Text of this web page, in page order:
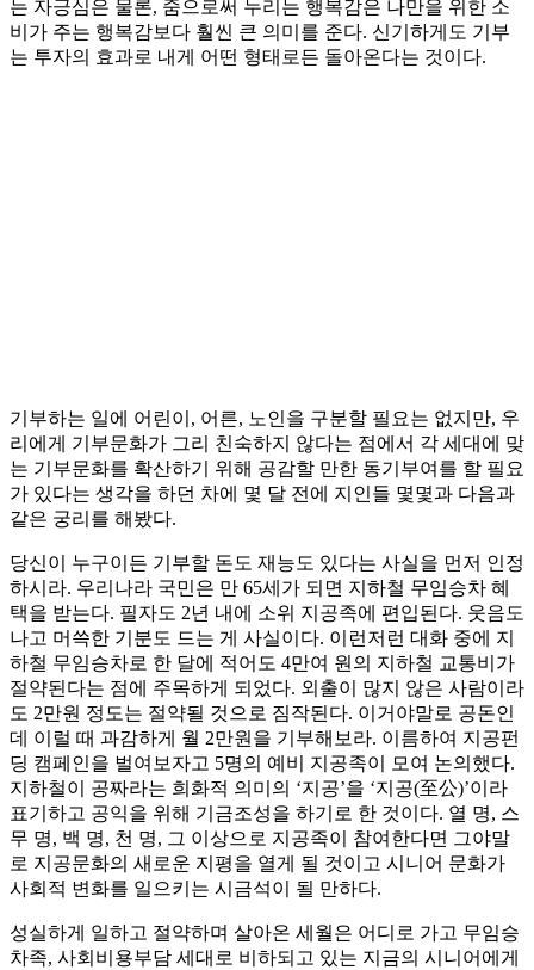
는 자긍심은 물론, 줌으로써 누리는 행복감은 나만을 위한 소
비가 주는 행복감보다 훨씬 큰 의미를 준다. 신기하게도 기부
는 투자의 효과로 내게 어떤 형태로든 돌아온다는 것이다.
기부하는 일에 어린이, 어른, 노인을 구분할 필요는 없지만, 우
리에게 기부문화가 그리 친숙하지 않다는 점에서 각 세대에 맞
는 기부문화를 확산하기 위해 공감할 만한 동기부여를 할 필요
가 있다는 생각을 하던 차에 몇 달 전에 지인들 몇몇과 다음과
같은 궁리를 해봤다.
당신이 누구이든 기부할 돈도 재능도 있다는 사실을 먼저 인정
하시라. 우리나라 국민은 만 65세가 되면 지하철 무임승차 혜
택을 받는다. 필자도 2년 내에 소위 지공족에 편입된다. 웃음도
나고 머쓱한 기분도 드는 게 사실이다. 이런저런 대화 중에 지
하철 무임승차로 한 달에 적어도 4만여 원의 지하철 교통비가
절약된다는 점에 주목하게 되었다. 외출이 많지 않은 사람이라
도 2만원 정도는 절약될 것으로 짐작된다. 이거야말로 공돈인
데 이럴 때 과감하게 월 2만원을 기부해보라. 이름하여 지공펀
딩 캠페인을 벌여보자고 5명의 예비 지공족이 모여 논의했다.
지하철이 공짜라는 희화적 의미의 ‘지공’을 ‘지공(至公)’이라
표기하고 공익을 위해 기금조성을 하기로 한 것이다. 열 명, 스
무 명, 백 명, 천 명, 그 이상으로 지공족이 참여한다면 그야말
로 지공문화의 새로운 지평을 열게 될 것이고 시니어 문화가
사회적 변화를 일으키는 시금석이 될 만하다.
성실하게 일하고 절약하며 살아온 세월은 어디로 가고 무임승
차족, 사회비용부담 세대로 비하되고 있는 지금의 시니어에게